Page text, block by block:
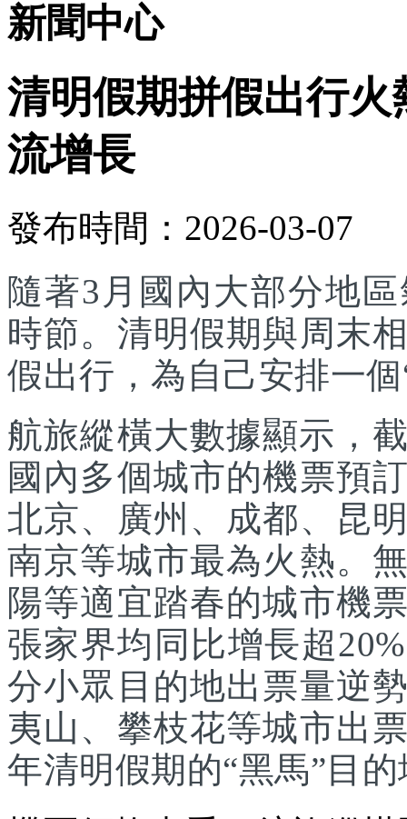
新聞中心
清明假期拼假出行
流增長
發布時間：2026-03-07
隨著3月國內大部分地
時節。清明假期與周末
假出行，為自己安排一
航旅縱橫大數據顯示，
國內多個城市的機票預
北京、廣州、成都、昆
南京等城市最為火熱。
陽等適宜踏春的城市機
張家界均同比增長超
分小眾目的地出票量逆
夷山、攀枝花等城市出
年清明假期的“黑馬”目